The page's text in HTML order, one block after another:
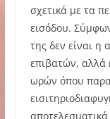
σχετικά με τα
εισόδου.
της δεν είναι η
επιβατών, αλλά
ωρών όπου
αποτελεσματικά